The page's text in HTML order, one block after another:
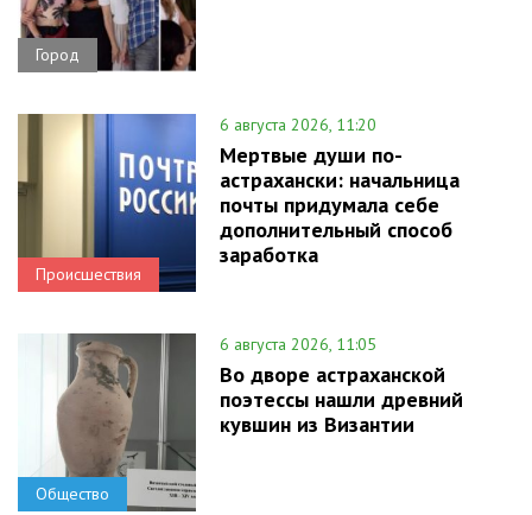
Город
Происшествия
6 августа 2026, 11:20
Мертвые души по-
астрахански: начальница
почты придумала себе
дополнительный способ
заработка
Общество
6 августа 2026, 11:05
Во дворе астраханской
поэтессы нашли древний
кувшин из Византии